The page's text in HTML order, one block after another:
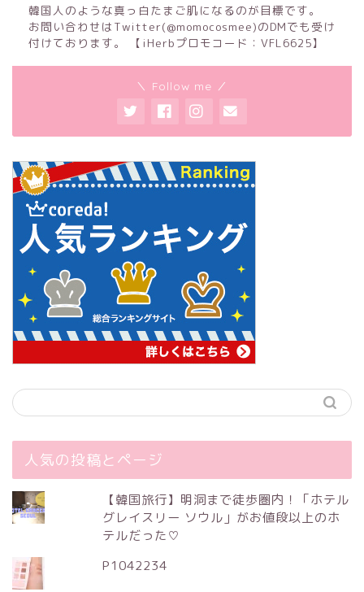
韓国人のような真っ白たまご肌になるのが目標です。
お問い合わせはTwitter(@momocosmee)のDMでも受け
付けております。 【iHerbプロモコード：VFL6625】
＼ Follow me ／
人気の投稿とページ
【韓国旅行】明洞まで徒歩圏内！「ホテル
グレイスリー ソウル」がお値段以上のホ
テルだった♡
P1042234